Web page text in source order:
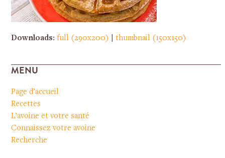
Downloads:full (290x200) |thumbnail (150x150)
MENU
Page d’accueil
Recettes
L’avoine et votre santé
Connaissez votre avoine
Recherche